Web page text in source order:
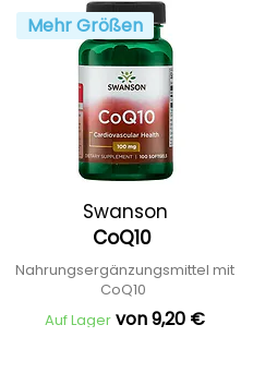
Mehr Größen
Swanson
CoQ10
Nahrungsergänzungsmittel mit
CoQ10
Auf Lager von 9,20 €